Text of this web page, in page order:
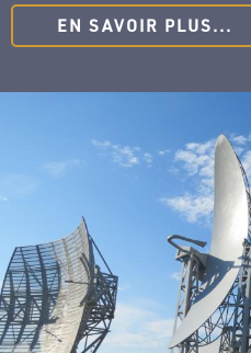
EN SAVOIR PLUS...